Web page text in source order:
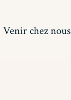
Venir chez nous